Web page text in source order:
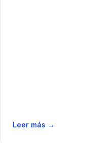
Leer más →